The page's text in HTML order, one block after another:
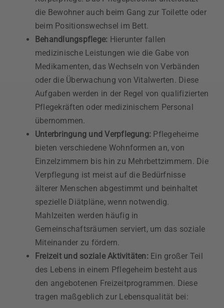
die Bewohner auch beim Gang zur Toilette oder
beim Positionswechsel im Bett.
Behandlungspflege: Hierunter fallen
medizinische Leistungen wie die Gabe von
Medikamenten, das Wechseln von Verbänden
oder die Überwachung von Vitalwerten. Diese
Aufgaben werden in der Regel von qualifizierten
Pflegekräften oder medizinischem Personal
übernommen.
Unterbringung und Verpflegung: Pflegeheime
bieten verschiedene Wohnformen an, von
Einzelzimmern bis hin zu Mehrbettzimmern. Die
Verpflegung ist meist auf die Bedürfnisse
älterer Menschen abgestimmt und beinhaltet
spezielle Diätpläne, wenn notwendig.
Mahlzeiten werden häufig in
Gemeinschaftsräumen serviert, um das soziale
Miteinander zu fördern.
Freizeit und soziale Aktivitäten:Ein großer Teil
des Lebens in einem Pflegeheim besteht aus
den angebotenen Freizeitprogrammen. Diese
tragen maßgeblich zur Lebensqualität bei: